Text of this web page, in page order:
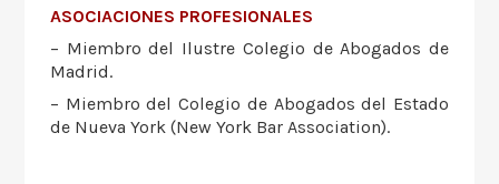
ASOCIACIONES PROFESIONALES
– Miembro del Ilustre Colegio de Abogados de
Madrid.
– Miembro del Colegio de Abogados del Estado
de Nueva York (New York Bar Association).